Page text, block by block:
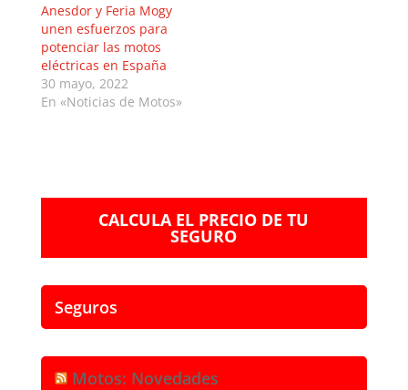
Anesdor y Feria Mogy
unen esfuerzos para
potenciar las motos
eléctricas en España
30 mayo, 2022
En «Noticias de Motos»
CALCULA EL PRECIO DE TU
SEGURO
Seguros
Motos: Novedades